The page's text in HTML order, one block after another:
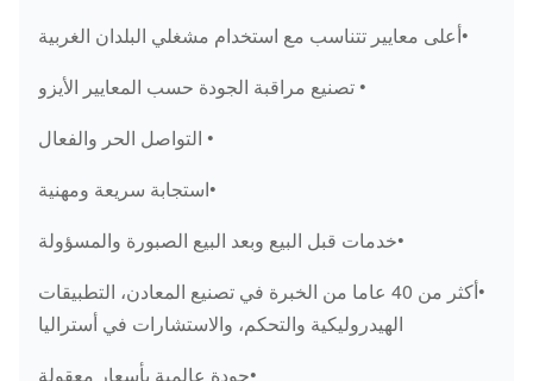
•أعلى معايير تتناسب مع استخدام مشغلي البلدان الغربية
• تصنيع مراقبة الجودة حسب المعايير الأيزو
• التواصل الحر والفعال
•استجابة سريعة ومهنية
•خدمات قبل البيع وبعد البيع الصبورة والمسؤولة
•أكثر من 40 عاما من الخبرة في تصنيع المعادن، التطبيقات
الهيدروليكية والتحكم، والاستشارات في أستراليا
•جودة عالمية بأسعار معقولة